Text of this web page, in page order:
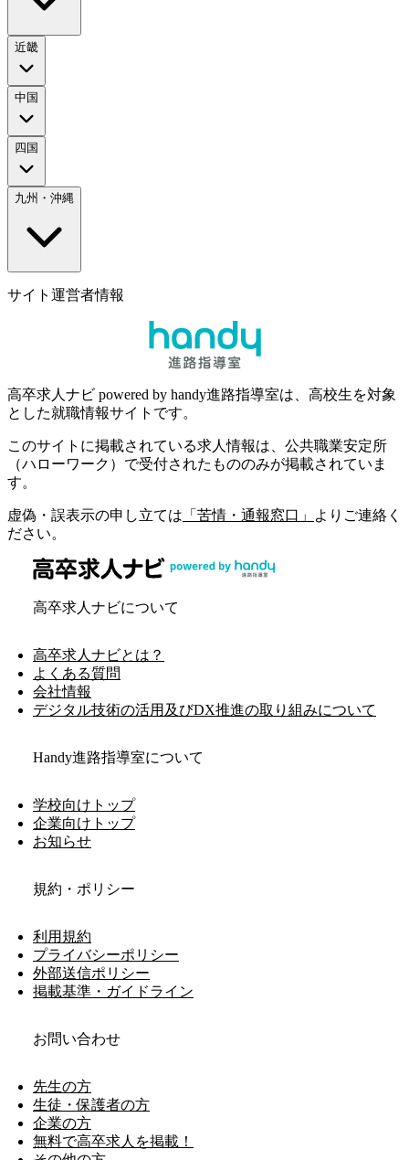
近畿
中国
四国
九州・沖縄
サイト運営者情報
高卒求人ナビ powered by handy進路指導室は、高校生を対象
とした就職情報サイトです。
このサイトに掲載されている求人情報は、公共職業安定所
（ハローワーク）で受付されたもののみが掲載されていま
す。
虚偽・誤表示の申し立ては 「苦情・通報窓口」
よりご連絡く
ださい。
高卒求人ナビについて
高卒求人ナビとは？
よくある質問
会社情報
デジタル技術の活用及びDX推進の取り組みについて
Handy進路指導室について
学校向けトップ
企業向けトップ
お知らせ
規約・ポリシー
利用規約
プライバシーポリシー
外部送信ポリシー
掲載基準・ガイドライン
お問い合わせ
先生の方
生徒・保護者の方
企業の方
無料で高卒求人を掲載！